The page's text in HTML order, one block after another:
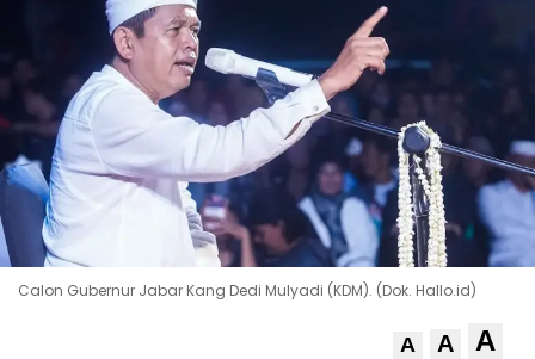
Calon Gubernur Jabar Kang Dedi Mulyadi (KDM). (Dok. Hallo.id)
A A A